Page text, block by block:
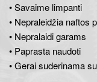
• Savaime limpanti
• Nepraleidžia naftos
• Nepralaidi garams
• Paprasta naudoti
• Gerai suderinama